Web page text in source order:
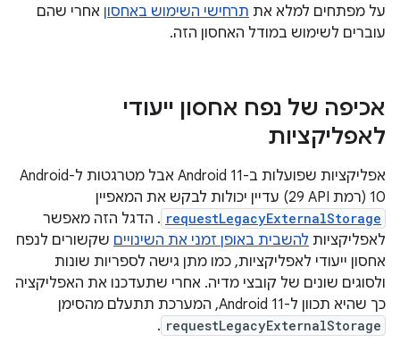
על מפתחים למלא את תרחישי השימוש באחסון אחרי שהם
עוברים לשימוש במודל האחסון הזה.
אכיפה של נפח אחסון ייעודי
לאפליקציות
אפליקציות שפועלות ב-Android 11 אבל מטרגטות ל-Android
10 (רמת API‏ 29) עדיין יכולות לבקש את המאפיין
requestLegacyExternalStorage . הדגל הזה מאפשר
לאפליקציות להשבית באופן זמני את השינויים שקשורים לנפח
אחסון ייעודי לאפליקציות, כמו מתן גישה לספריות שונות
ולסוגים שונים של קובצי מדיה. אחרי שתעדכנו את האפליקציה
כך שהיא תכוון ל-Android 11, המערכת תתעלם מהסימן
requestLegacyExternalStorage
.